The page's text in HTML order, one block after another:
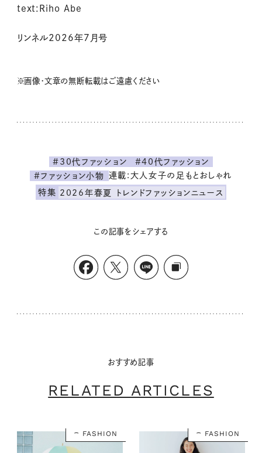
text:Riho Abe
リンネル2026年7月号
※画像・文章の無断転載はご遠慮ください
#30代ファッション
#40代ファッション
#ファッション小物
連載:大人女子の足もとおしゃれ
特集 2026年春夏 トレンドファッションニュース
この記事をシェアする
おすすめ記事
RELATED ARTICLES
FASHION FASHION